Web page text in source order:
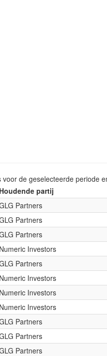
voor de geselecteerde periode
Houdende partij
Partners
Partners
Partners
Numeric Investors
Partners
Numeric Investors
Numeric Investors
Numeric Investors
Partners
Partners
Partners